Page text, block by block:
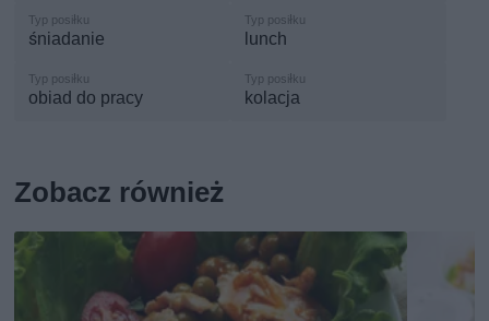
śniadanie lunch
obiad do pracy kolacja
Zobacz również